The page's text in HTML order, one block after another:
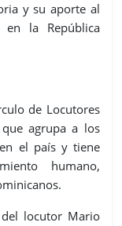
y su aporte al
en la República
de Locutores
agrupa a los
el país y tiene
humano,
locutor Mario